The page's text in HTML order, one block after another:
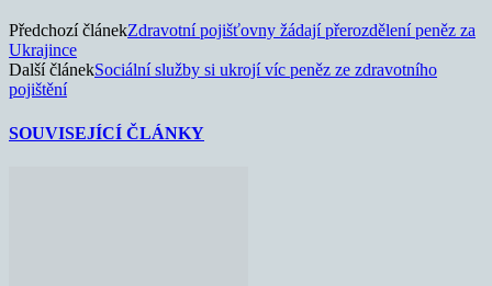
Předchozí článekZdravotní pojišťovny žádají přerozdělení peněz za
Ukrajince
Další článekSociální služby si ukrojí víc peněz ze zdravotního
pojištění
SOUVISEJÍCÍ ČLÁNKY